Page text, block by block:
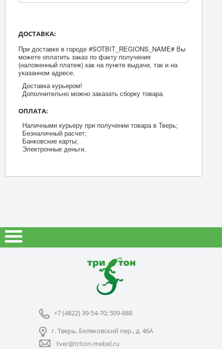
ДОСТАВКА:
При доставке в городе #SOTBIT_REGIONS_NAME# Вы
можете оплатить заказ по факту получения
(наложенный платеж) как на пункте выдачи, так и на
указанном адресе.
Доставка курьером!
Дополнительно можно заказать сборку товара.
ОПЛАТА:
Наличными курьеру при получении товара в Тверь;
Безналичный расчет;
Банковские карты;
Электронные деньги.
+7 (4822) 39-54-70; 509-888
г. Тверь, Беляковский пер., д. 46А
tver@triton-mebel.ru